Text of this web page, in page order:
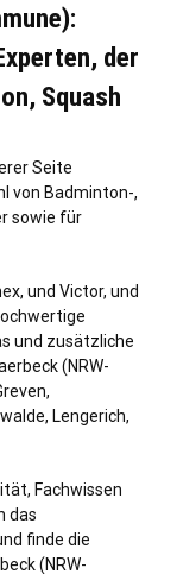
der
Squash
Seite
von Badminton-,
sowie für
und Victor, und
und zusätzliche
(NRW-
,
Lengerich,
Fachwissen
das
finde die
(NRW-